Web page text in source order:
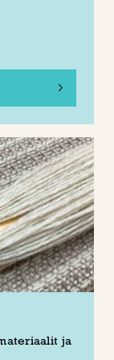
ja